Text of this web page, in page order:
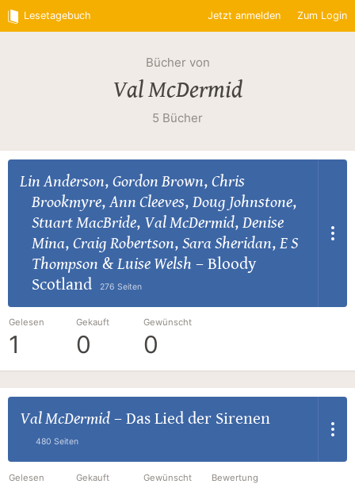
Lesetagebuch Jetzt anmelden Zum Login
Bücher von
Val McDermid
5 Bücher
Lin Anderson, Gordon Brown, Chris
Brookmyre,Ann Cleeves, Doug Johnstone,
Stuart MacBride, Val McDermid, Denise
Mina, Craig Robertson, Sara Sheridan, E S
Thompson & Luise Welsh – Bloody
Scotland
276 Seiten
Gelesen
1
Gekauft
0
Gewünscht
0
Val McDermid– Das Lied der Sirenen
480 Seiten
Gelesen Gekauft Gewünscht Bewertung